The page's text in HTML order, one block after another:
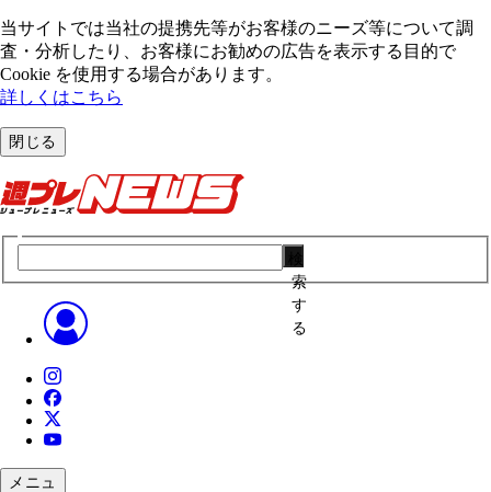
当サイトでは当社の提携先等がお客様のニーズ等について調
査・分析したり、お客様にお勧めの広告を表⽰する⽬的で
Cookie を使⽤する場合があります。
詳しくはこちら
閉じる
索
す
る
メニュ